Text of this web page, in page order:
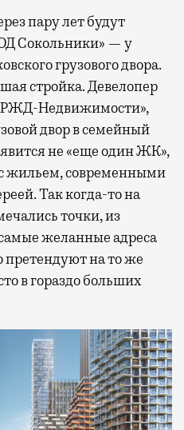
пару лет будут
Сокольники» — у
грузового двора.
стройка. Девелопер
Недвижимости»,
двор в семейный
не «еще один ЖК»,
жильем, современными
Так когда-то на
точки, из
желанные адреса
претендуют на то же
в гораздо больших